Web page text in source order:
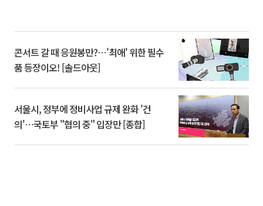
콘서트 갈 때 응원봉만?⋯'최애' 위한 필수
품 등장이오! [솔드아웃]
서울시, 정부에 정비사업 규제 완화 '건
의'⋯국토부 "협의 중" 입장만 [종합]